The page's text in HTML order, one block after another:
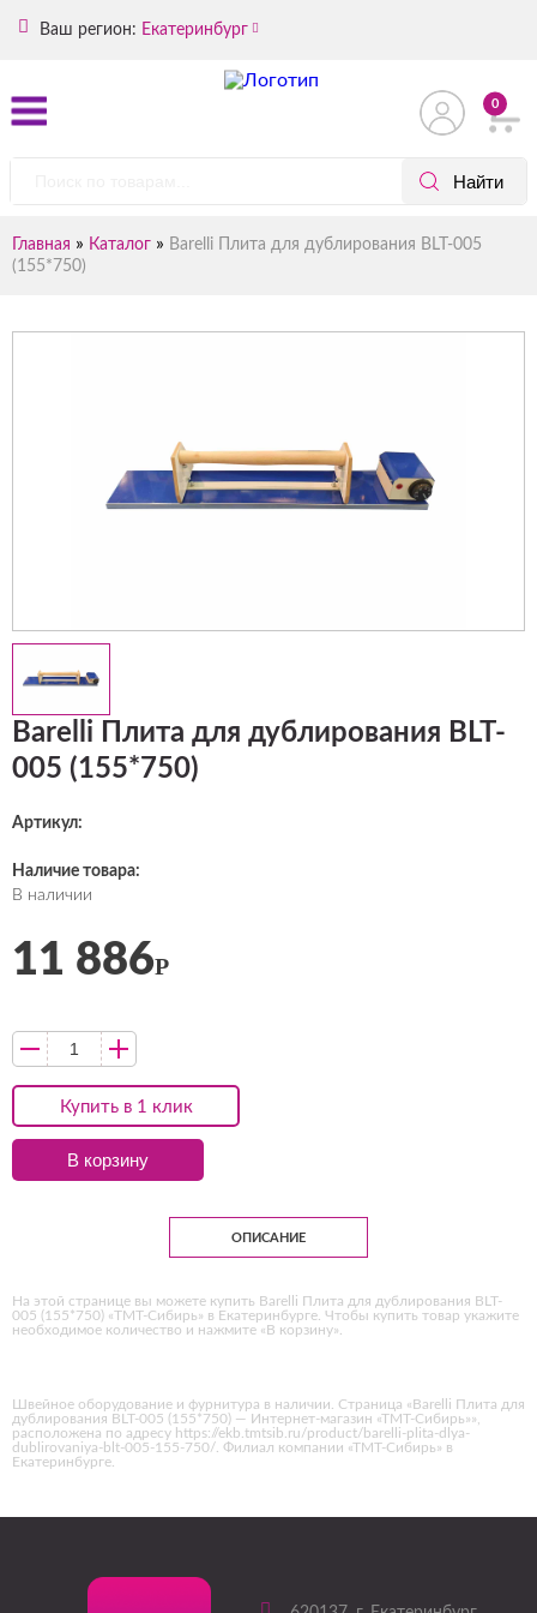
Ваш регион: Екатеринбург
0
Главная » Каталог » Barelli Плита для дублирования BLT-005
(155*750)
Barelli Плита для дублирования BLT-
005 (155*750)
Артикул:
Наличие товара:
В наличии
Купить в 1 клик
11 886Р
В корзину
ОПИСАНИЕ
На этой странице вы можете купить Barelli Плита для дублирования BLT-
005 (155*750) «ТМТ-Сибирь» в Екатеринбурге. Чтобы купить товар укажите
необходимое количество и нажмите «В корзину».
Швейное оборудование и фурнитура в наличии. Страница «Barelli Плита для
дублирования BLT-005 (155*750) — Интернет-магазин «ТМТ-Сибирь»»,
расположена по адресу https://ekb.tmtsib.ru/product/barelli-plita-dlya-
dublirovaniya-blt-005-155-750/. Филиал компании «ТМТ-Сибирь» в
Екатеринбурге.